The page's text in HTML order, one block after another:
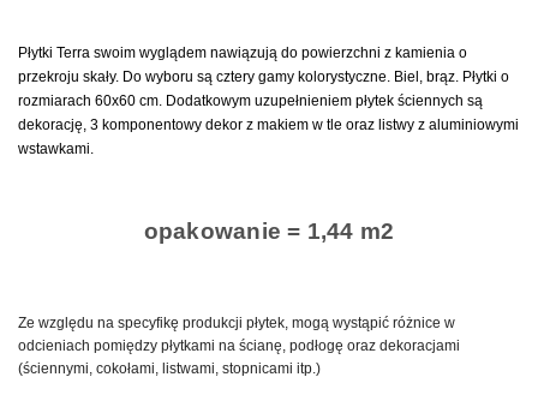
Płytki Terra swoim wyglądem nawiązują do powierzchni z kamienia o
przekroju skały. Do wyboru są cztery gamy kolorystyczne. Biel, brąz. Płytki o
rozmiarach 60x60 cm. Dodatkowym uzupełnieniem płytek ściennych są
dekorację, 3 komponentowy dekor z makiem w tle oraz listwy z aluminiowymi
wstawkami.
opakowanie = 1,44 m2
Ze względu na specyfikę produkcji płytek, mogą wystąpić różnice w
odcieniach pomiędzy płytkami na ścianę, podłogę oraz dekoracjami
(ściennymi, cokołami, listwami, stopnicami itp.)